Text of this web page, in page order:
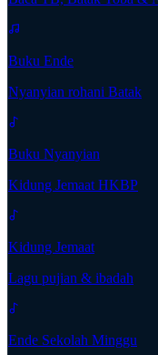
Buku Ende
Nyanyian rohani Batak
Buku Nyanyian
Kidung Jemaat HKBP
Kidung Jemaat
Lagu pujian & ibadah
Ende Sekolah Minggu